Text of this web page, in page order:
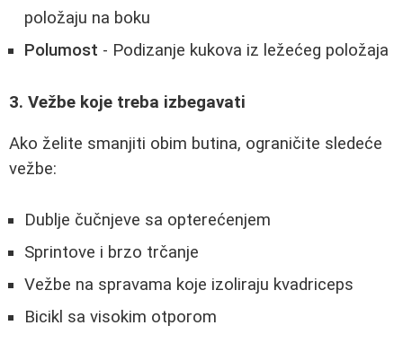
položaju na boku
Polumost - Podizanje kukova iz ležećeg položaja
3. Vežbe koje treba izbegavati
Ako želite smanjiti obim butina, ograničite sledeće
vežbe:
Dublje čučnjeve sa opterećenjem
Sprintove i brzo trčanje
Vežbe na spravama koje izoliraju kvadriceps
Bicikl sa visokim otporom